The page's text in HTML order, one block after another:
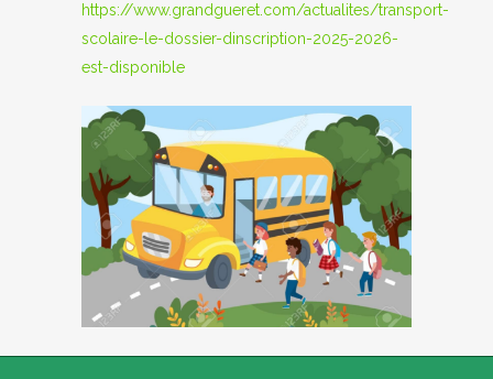
https://www.grandgueret.com/actualites/transport-
scolaire-le-dossier-dinscription-2025-2026-
est-disponible